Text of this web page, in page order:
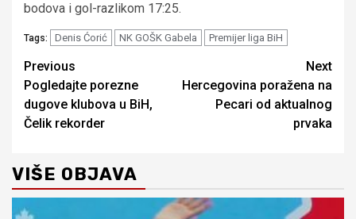
bodova i gol-razlikom 17:25.
Tags: Denis Ćorić NK GOŠK Gabela Premijer liga BiH
Continue
Reading
Previous
Pogledajte porezne
dugove klubova u BiH,
Čelik rekorder
Next
Hercegovina poražena na
Pecari od aktualnog
prvaka
VIŠE OBJAVA